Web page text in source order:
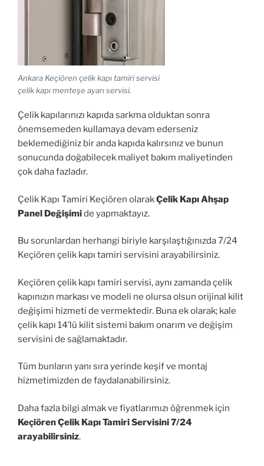
Ankara Keçiören çelik kapı tamiri servisi
çelik kapı menteşe ayarı servisi.
Çelik kapılarınızı kapıda sarkma olduktan sonra
önemsemeden kullamaya devam ederseniz
beklemediğiniz bir anda kapıda kalırsınız ve bunun
sonucunda doğabilecek maliyet bakım maliyetinden
çok daha fazladır.
Çelik Kapı Tamiri Keçiören olarakÇelik Kapı Ahşap
Panel Değişimide yapmaktayız.
Bu sorunlardan herhangi biriyle karşılaştığınızda 7/24
Keçiören çelik kapı tamiri servisini arayabilirsiniz.
Keçiören çelik kapı tamiri servisi, aynı zamanda çelik
kapınızın markası ve modeli ne olursa olsun orijinal kilit
değişimi hizmeti de vermektedir. Buna ek olarak; kale
çelik kapı 14’lü kilit sistemi bakım onarım ve değişim
servisini de sağlamaktadır.
Tüm bunların yanı sıra yerinde keşif ve montaj
hizmetimizden de faydalanabilirsiniz.
Daha fazla bilgi almak ve fiyatlarımızı öğrenmek için
Keçiören Çelik Kapı Tamiri Servisini 7/24
arayabilirsiniz.